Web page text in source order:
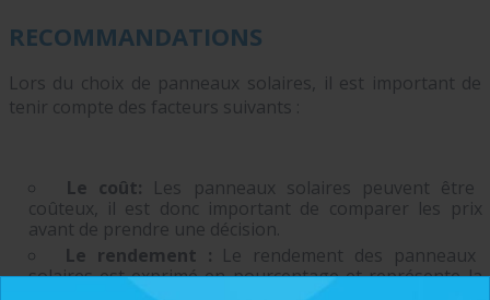
RECOMMANDATIONS
Lors du choix de panneaux solaires, il est important de
tenir compte des facteurs suivants :
Le coût: Les panneaux solaires peuvent être
coûteux, il est donc important de comparer les prix
avant de prendre une décision.
Le rendement : Le rendement des panneaux
solaires est exprimé en pourcentage et représente la